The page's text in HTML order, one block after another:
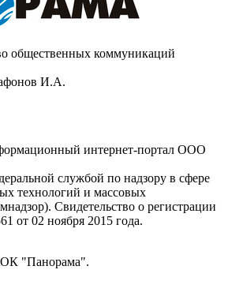
общественных коммуникаций
И.А.
интернет-портал ООО
службой по надзору в сфере
технологий и массовых
Cвидетельство о регистрации
02 ноября 2015 года.
"Панорама".